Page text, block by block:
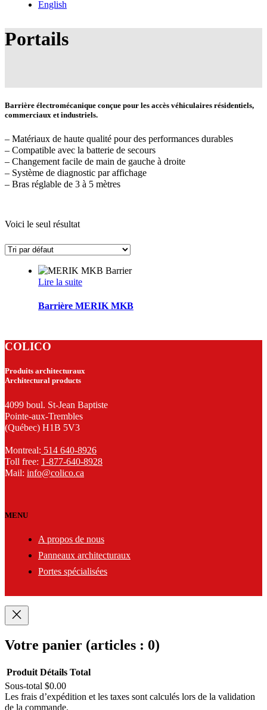
English
Portails
Barrière électromécanique conçue pour les accès véhiculaires résidentiels,
commerciaux et industriels.
– Matériaux de haute qualité pour des performances durables
– Compatible avec la batterie de secours
– Changement facile de main de gauche à droite
– Système de diagnostic par affichage
– Bras réglable de 3 à 5 mètres
Voici le seul résultat
Lire la suite
Barrière MERIK MKB
COLICO
Produits architecturaux
Architectural products
4099 boul. St-Jean Baptiste
Pointe-aux-Trembles
(Québec) H1B 5V3
Montreal: 514 640-8926
Toll free: 1-877-640-8928
Mail: info@colico.ca
MENU
A propos de nous
Panneaux architecturaux
Portes spécialisées
Votre panier (articles : 0)
Produits
Produit Détails Total
Sous-total $0.00
Les frais d’expédition et les taxes sont calculés lors de la validation
de la commande.